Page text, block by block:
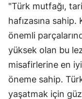
"Türk mutfağı,
hafızasına sahip.
önemli
yüksek olan bu
misafirlerine en
öneme sahip.
yaşatmak için